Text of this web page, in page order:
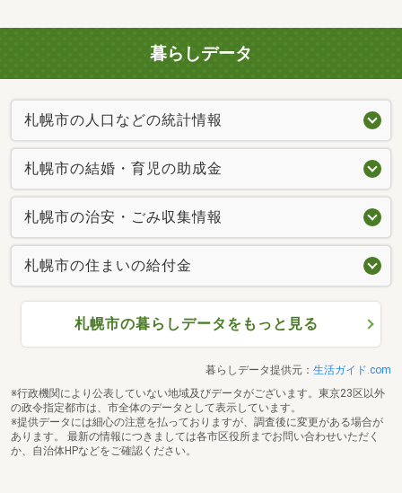
暮らしデータ
札幌市の人口などの統計情報
札幌市の結婚・育児の助成金
札幌市の治安・ごみ収集情報
札幌市の住まいの給付金
札幌市の暮らしデータをもっと見る
暮らしデータ提供元： 生活ガイド.com
※行政機関により公表していない地域及びデータがございます。東京23区以外
の政令指定都市は、市全体のデータとして表示しています。
※提供データには細心の注意を払っておりますが、調査後に変更がある場合が
あります。 最新の情報につきましては各市区役所までお問い合わせいただく
か、自治体HPなどをご確認ください。